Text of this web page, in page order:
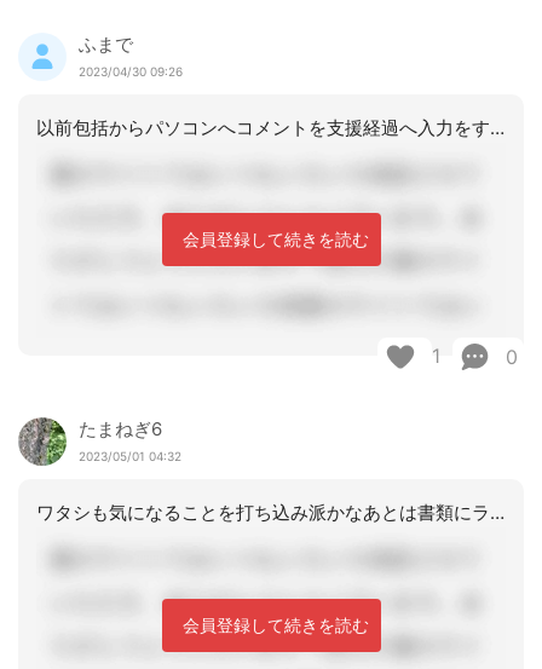
ふまで
2023/04/30 09:26
以前包括からパソコンへコメントを支援経過へ入力をすれば実績保管は不要と説明を受け
会員登録して続きを読む
1 0
たまねぎ6
2023/05/01 04:32
ワタシも気になることを打ち込み派かなあとは書類にライン引く時あります
会員登録して続きを読む